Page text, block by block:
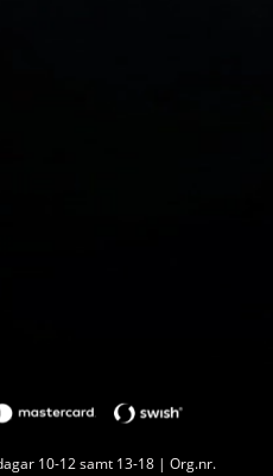
10-12 samt 13-18 | Org.nr.